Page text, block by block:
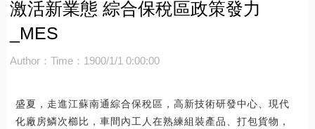
激活新業態 綜合保稅區政策發力
_MES
Author： Time：1900/1/1 0:00:00
盛夏，走進江蘇南通綜合保稅區，高新技術研發中心、現代
化廠房鱗次櫛比，車間內工人在熟練組裝產品、打包貨物，